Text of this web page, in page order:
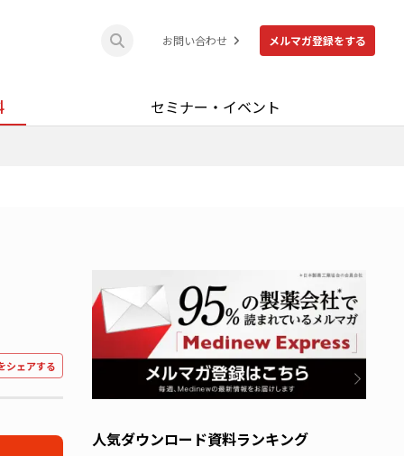
お問い合わせ メルマガ登録をする
セミナー・イベント
シェアする
人気ダウンロード資料ランキング